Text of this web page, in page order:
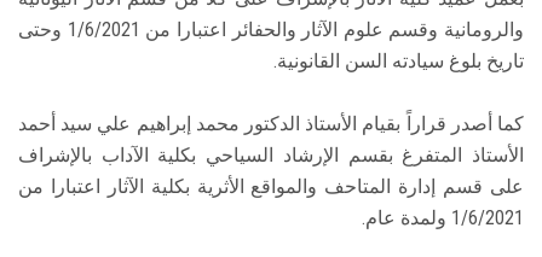
والرومانية وقسم علوم الآثار والحفائر اعتبارا من 1/6/2021 وحتى
تاريخ بلوغ سيادته السن القانونية.
كما أصدر قراراً بقيام الأستاذ الدكتور محمد إبراهيم علي سيد أحمد
الأستاذ المتفرغ بقسم الإرشاد السياحي بكلية الآداب بالإشراف
على قسم إدارة المتاحف والمواقع الأثرية بكلية الآثار اعتبارا من
1/6/2021 ولمدة عام.